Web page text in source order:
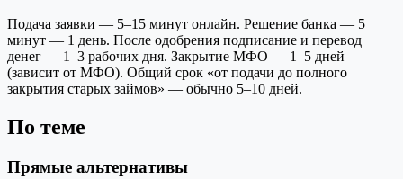
Подача заявки — 5–15 минут онлайн. Решение банка — 5
минут — 1 день. После одобрения подписание и перевод
денег — 1–3 рабочих дня. Закрытие МФО — 1–5 дней
(зависит от МФО). Общий срок «от подачи до полного
закрытия старых займов» — обычно 5–10 дней.
По теме
Прямые альтернативы